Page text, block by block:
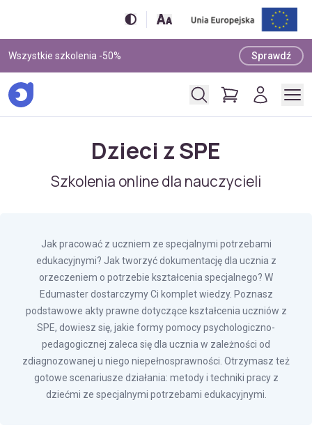
Wszystkie szkolenia -50% Sprawdź
Dzieci z SPE
Szkolenia online dla nauczycieli
Jak pracować z uczniem ze specjalnymi potrzebami
edukacyjnymi? Jak tworzyć dokumentację dla ucznia z
orzeczeniem o potrzebie kształcenia specjalnego? W
Edumaster dostarczymy Ci komplet wiedzy. Poznasz
podstawowe akty prawne dotyczące kształcenia uczniów z
SPE, dowiesz się, jakie formy pomocy psychologiczno-
pedagogicznej zaleca się dla ucznia w zależności od
zdiagnozowanej u niego niepełnosprawności. Otrzymasz też
gotowe scenariusze działania: metody i techniki pracy z
dziećmi ze specjalnymi potrzebami edukacyjnymi.